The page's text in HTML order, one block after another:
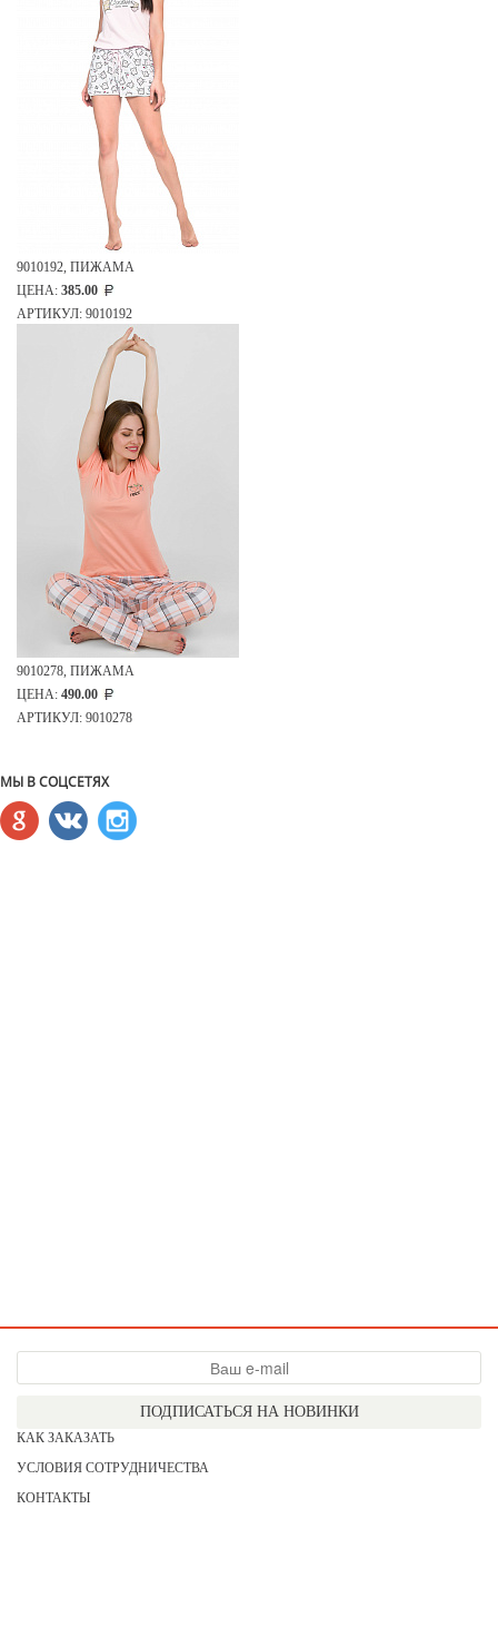
9010192, ПИЖАМА
ЦЕНА: 385.00
АРТИКУЛ: 9010192
9010278, ПИЖАМА
ЦЕНА: 490.00
АРТИКУЛ: 9010278
МЫ В СОЦСЕТЯХ
ПОДПИСАТЬСЯ НА НОВИНКИ
КАК ЗАКАЗАТЬ
УСЛОВИЯ СОТРУДНИЧЕСТВА
КОНТАКТЫ